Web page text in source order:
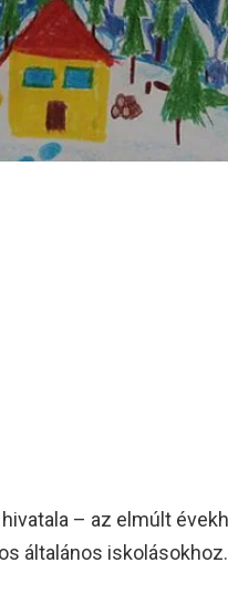
– az elmúlt
általános iskolásokhoz.